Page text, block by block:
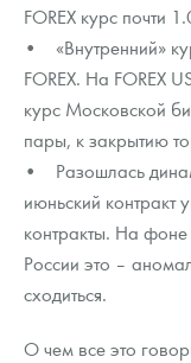
Год Лошади
Флот: ледоколы и
Жетоны
Ювелирные изделия
Русская нумизматика
Монеты
Политика
Политика
Положение по
Пресс-служба
FOREX курс почти
• «Внутренний»
FOREX. На FOREX
курс Московской
пары, к закрытию
• Разошлась
июньский контракт
контракты. На
России это –
сходиться.
О чем все это